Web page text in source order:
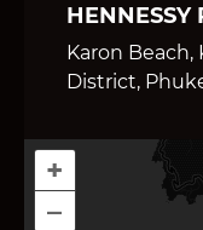
HENNESSY
Karon
District,
+
–